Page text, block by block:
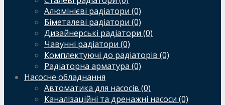
Алюмінієві радіатори (0)
Біметалеві радіатори (0)
Дизайнерські радіатори (0)
Чавунні радіатори (0)
Комплектуючі до радіаторів (0)
Радіаторна арматура (0)
Насосне обладнання
Автоматика для насосів (0)
Каналізаційні та дренажні насоси (0)